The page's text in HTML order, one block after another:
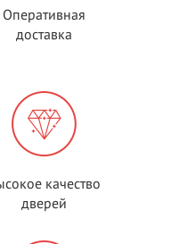
Оперативная
доставка
качество
дверей